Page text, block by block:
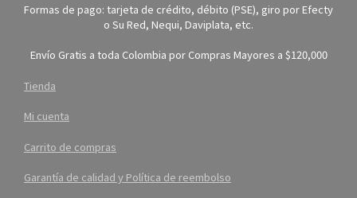
Formas de pago: tarjeta de crédito, débito (PSE), giro por Efecty
o Su Red, Nequi, Daviplata, etc.
Envío Gratis a toda Colombia por Compras Mayores a $120,000
Tienda
Mi cuenta
Carrito de compras
Garantía de calidad y Política de reembolso